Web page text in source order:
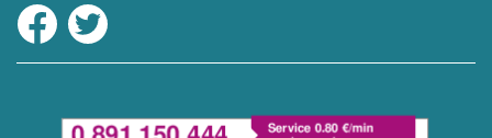
Facebook
Twitter